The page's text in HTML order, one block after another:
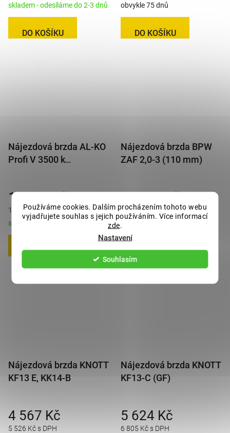
Používáme cookies. Dalším procházením tohoto webu
vyjadřujete souhlas s jejich používáním. Více informací
zde
Nastavení
Souhlasím
skladem - odesíláme do 2-3 dnů
DO KOŠÍKU
obvykle 75 dnů
DO KOŠÍKU
Nájezdová brzda AL-KO
Profi V 3500 k
18 831 Kč s DPH
15 563 Kč
skladem - odesíláme do 2-3 dnů
DO KOŠÍKU
Nájezdová brzda BPW
ZAF 2,0-3 (110 mm)
13 473 Kč s DPH
11 135 Kč
DO KOŠÍKU
Nájezdová brzda KNOTT
KF13 E, KK14-B
5 526 Kč s DPH
4 567 Kč
Nájezdová brzda KNOTT
KF13-C (GF)
6 805 Kč s DPH
5 624 Kč